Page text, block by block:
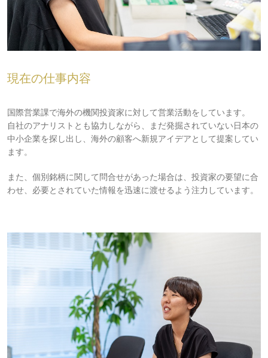
現在の仕事内容
国際営業課で海外の機関投資家に対して営業活動をしています。
自社のアナリストとも協力しながら、まだ発掘されていない日本の
中小企業を探し出し、海外の顧客へ新規アイデアとして提案してい
ます。
また、個別銘柄に関して問合せがあった場合は、投資家の要望に合
わせ、必要とされていた情報を迅速に渡せるよう注力しています。